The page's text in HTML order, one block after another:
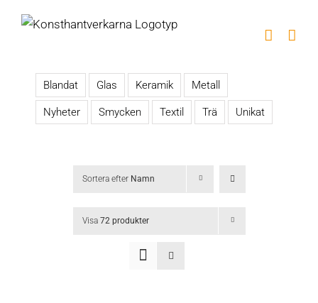
Blandat Glas Keramik Metall
Nyheter Smycken Textil Trä Unikat
Sortera efter Namn
Visa 72 produkter